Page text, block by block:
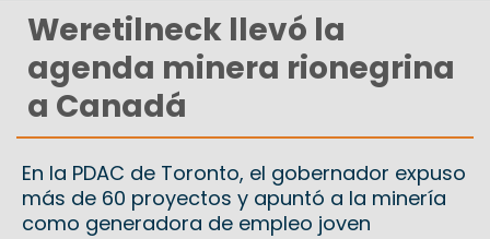
Weretilneck llevó la
agenda minera rionegrina
a Canadá
En la PDAC de Toronto, el gobernador expuso
más de 60 proyectos y apuntó a la minería
como generadora de empleo joven